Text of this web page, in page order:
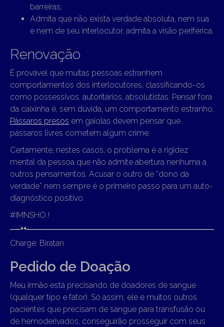
barreiras;
Admita que não exista verdade absoluta, nem sua
e nem de seu interlocutor, admita a visão periférica.
Renovação
É provável que muitas pessoas estranhem
comportamentos dos interlocutores, classificando-os
como possessivos, autoritários, absolutistas. Pensar fora
da caixinha é, sem dúvida, um comportamento estranho.
Pássaros presos em gaiolas devem pensar que
pássaros livres cometem algum crime.
Certamente, nestes casos, o problema é a rigidez
mental da pessoa que não admite abertura nenhuma a
outros pensamentos. Acusar o outro de “dono da
verdade” nem sempre é o primeiro passo para um auto-
diagnóstico positivo.
#IMNSHO !
Charge: Biratan
Pedido de Doação
Meu irmão está precisando de doadores de sangue
(qualquer tipo e fator). Só assim, ele e muitos outros
pacientes que precisam de sangue para transfusão ou
de hemoderivados, conseguirão prosseguir com seus